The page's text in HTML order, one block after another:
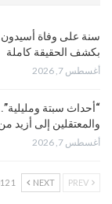
سنة على وفاة أسيدون..
بكشف الحقيقة كاملة
أغسطس 7, 2026
والمعتقلين إلى أزيد من
أغسطس 7, 2026
NEXT
1 of 512